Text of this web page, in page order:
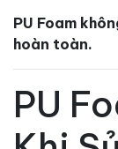
PU Foam
hoàn toàn.
PU